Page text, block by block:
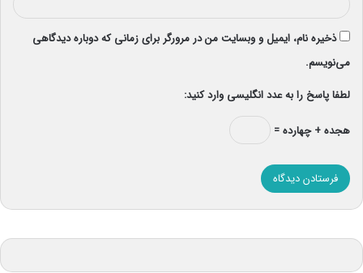
ذخیره نام، ایمیل و وبسایت من در مرورگر برای زمانی که دوباره دیدگاهی
می‌نویسم.
لطفا پاسخ را به عدد انگلیسی وارد کنید:
هجده + چهارده =